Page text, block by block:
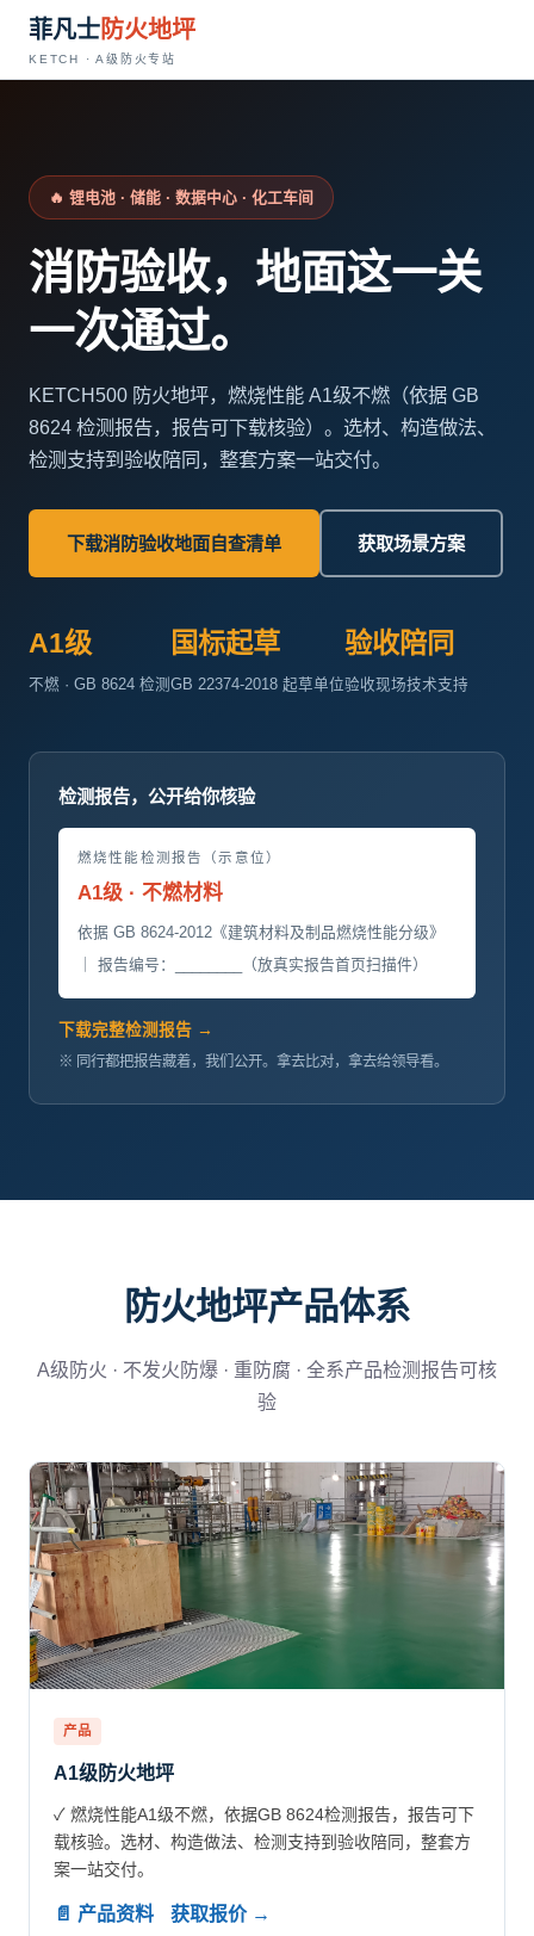
菲凡士防火地坪
KETCH · A级防火专站
🔥 锂电池 · 储能 · 数据中心 · 化工车间
消防验收，地面这一关
一次通过。
KETCH500 防火地坪，燃烧性能 A1级不燃（依据 GB
8624 检测报告，报告可下载核验）。选材、构造做法、
检测支持到验收陪同，整套方案一站交付。
下载消防验收地面自查清单 获取场景方案
A1级
不燃 · GB 8624 检测
国标起草
GB 22374-2018 起草单位
验收陪同
验收现场技术支持
检测报告，公开给你核验
燃烧性能检测报告（示意位）
A1级 · 不燃材料
依据 GB 8624-2012《建筑材料及制品燃烧性能分级》
｜ 报告编号：________（放真实报告首页扫描件）
下载完整检测报告 →
※ 同行都把报告藏着，我们公开。拿去比对，拿去给领导看。
防火地坪产品体系
A级防火 · 不发火防爆 · 重防腐 · 全系产品检测报告可核
验
产品
A1级防火地坪
✓ 燃烧性能A1级不燃，依据GB 8624检测报告，报告可下
载核验。选材、构造做法、检测支持到验收陪同，整套方
案一站交付。
📄 产品资料 获取报价 →